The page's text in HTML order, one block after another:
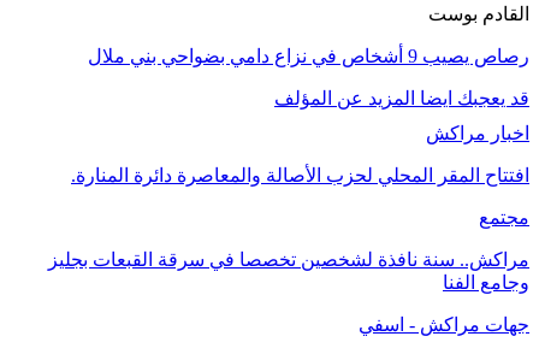
القادم بوست
رصاص يصيب 9 أشخاص في نزاع دامي بضواحي بني ملال
قد يعجبك ايضا المزيد عن المؤلف
اخبار مراكش
افتتاح المقر المحلي لحزب الأصالة والمعاصرة دائرة المنارة.
مجتمع
مراكش.. سنة نافذة لشخصين تخصصا في سرقة القبعات بجليز
وجامع الفنا
جهات مراكش - اسفي